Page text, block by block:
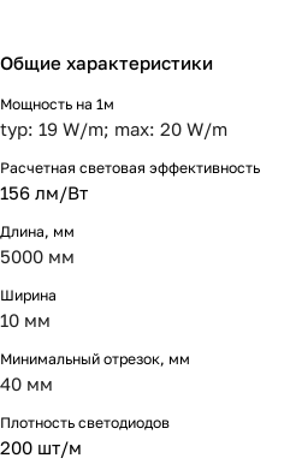
Общие характеристики
Мощность на 1м
typ: 19 W/m; max: 20 W/m
Расчетная световая эффективность
156 лм/Вт
Длина, мм
5000 мм
Ширина
10 мм
Минимальный отрезок, мм
40 мм
Плотность светодиодов
200 шт/м